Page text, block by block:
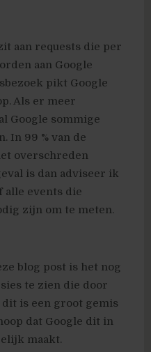
aan requests die per
aan Google
pikt Google
Als er meer
Google sommige
In 99 % van de
overschreden
is dan adviseer ik
events die
zijn om te meten.
blog post is het nog
te zien die door
is een groot gemis
dat Google dit in
maakt.